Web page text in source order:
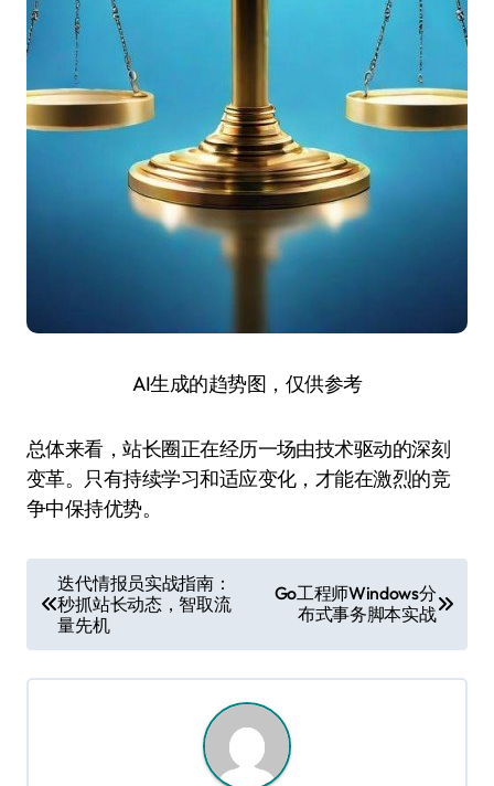
AI生成的趋势图，仅供参考
总体来看，站长圈正在经历一场由技术驱动的深刻
变革。只有持续学习和适应变化，才能在激烈的竞
争中保持优势。
章
导
航
迭代情报员实战指南：
秒抓站长动态，智取流
量先机
Go工程师Windows分
布式事务脚本实战